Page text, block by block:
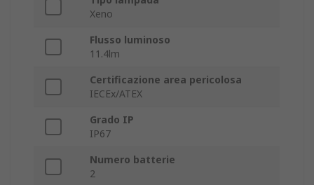
Xeno
Flusso luminoso
11.4lm
Certificazione area pericolosa
IECEx/ATEX
Grado IP
IP67
Numero batterie
2